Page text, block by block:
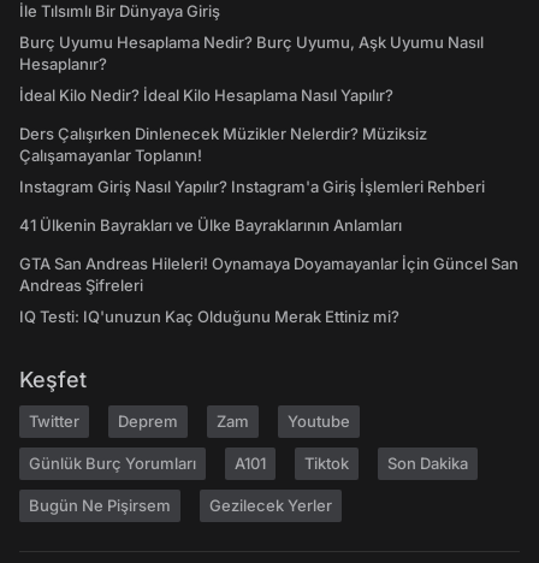
İle Tılsımlı Bir Dünyaya Giriş
Burç Uyumu Hesaplama Nedir? Burç Uyumu, Aşk Uyumu Nasıl
Hesaplanır?
İdeal Kilo Nedir? İdeal Kilo Hesaplama Nasıl Yapılır?
Ders Çalışırken Dinlenecek Müzikler Nelerdir? Müziksiz
Çalışamayanlar Toplanın!
Instagram Giriş Nasıl Yapılır? Instagram'a Giriş İşlemleri Rehberi
41 Ülkenin Bayrakları ve Ülke Bayraklarının Anlamları
GTA San Andreas Hileleri! Oynamaya Doyamayanlar İçin Güncel San
Andreas Şifreleri
IQ Testi: IQ'unuzun Kaç Olduğunu Merak Ettiniz mi?
Keşfet
Twitter Deprem Zam Youtube
Günlük Burç Yorumları A101 Tiktok Son Dakika
Bugün Ne Pişirsem Gezilecek Yerler